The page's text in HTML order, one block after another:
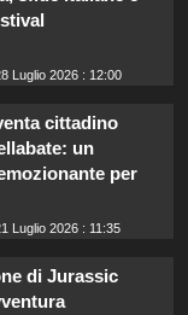
Luglio 2026 : 12:00
cittadino
un
per
Luglio 2026 : 11:35
di Jurassic